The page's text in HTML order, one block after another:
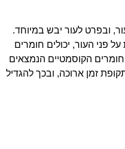
ובפרט לעור יבש במיוחד.
פני העור, יכולים חומרים
הקוסמטיים הנמצאים
זמן ארוכה, ובכך להגדיל